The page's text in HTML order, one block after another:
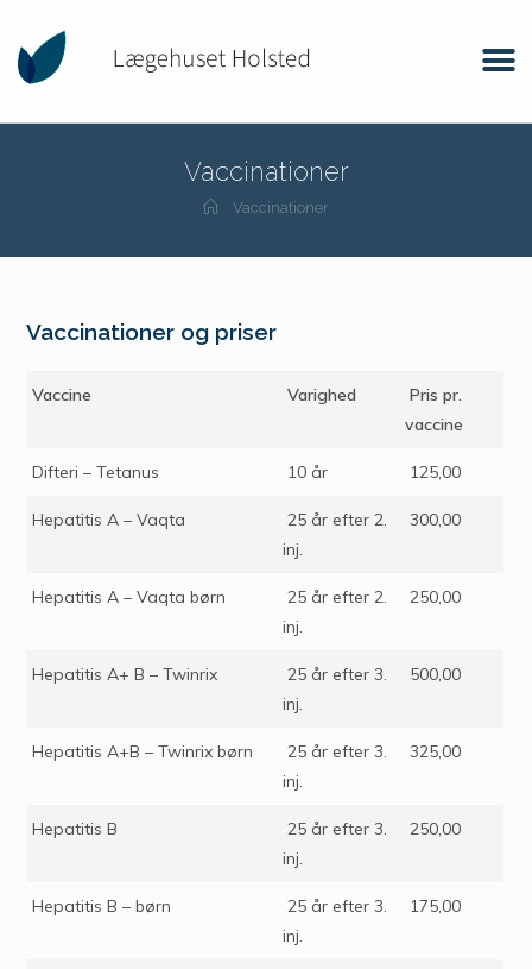
Vaccinationer
Vaccinationer
Vaccinationer og priser
Vaccine Varighed
Pris pr.
vaccine
Difteri – Tetanus 10 år 125,00
Hepatitis A – Vaqta
25 år efter 2.
inj.
300,00
Hepatitis A – Vaqta børn
25 år efter 2.
inj.
250,00
Hepatitis A+ B – Twinrix
25 år efter 3.
inj.
500,00
Hepatitis A+B – Twinrix børn
25 år efter 3.
inj.
325,00
Hepatitis B
25 år efter 3.
inj.
250,00
Hepatitis B – børn
25 år efter 3.
inj.
175,00